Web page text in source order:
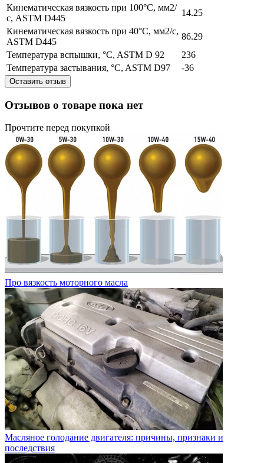
Кинематическая вязкость при 100°C, мм2/
с, ASTM D445
14.25
Кинематическая вязкость при 40°C, мм2/с,
ASTM D445
86.29
Температура вспышки, °C, ASTM D 92
236
Температура застывания, °C, ASTM D97
-36
Оставить отзыв
Отзывов о товаре пока нет
Прочтите перед покупкой
Про вязкость моторного масла
Масляное голодание двигателя: причины, признаки и
последствия